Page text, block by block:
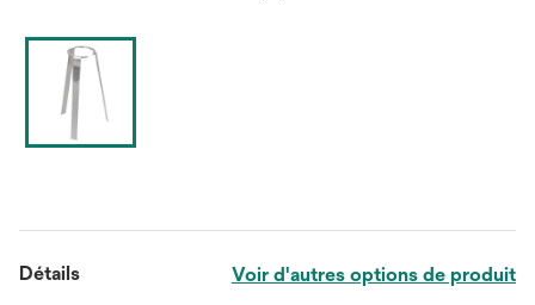
Détails Voir d'autres options de produit